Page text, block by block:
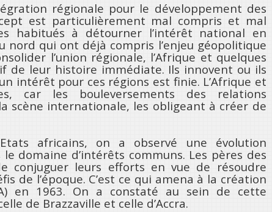
régionale pour le développement des
est particulièrement mal compris et mal
habitués à détourner l’intérêt national en
nord qui ont déjà compris l’enjeu géopolitique
l’union régionale, l’Afrique et quelques
de leur histoire immédiate. Ils innovent ou ils
intérêt pour ces régions est finie. L’Afrique et
car les bouleversements des relations
scène internationale, les obligeant à créer de
africains, on a observé une évolution
domaine d’intérêts communs. Les pères des
conjuguer leurs efforts en vue de résoudre
de l’époque. C’est ce qui amena à la création
en 1963. On a constaté au sein de cette
de Brazzaville et celle d’Accra.